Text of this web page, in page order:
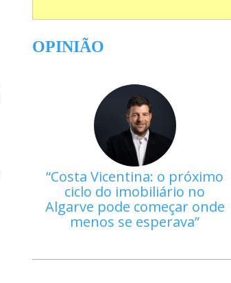
OPINIÃO
Costa Vicentina: o próximo
ciclo do imobiliário no
Algarve pode começar onde
menos se esperava